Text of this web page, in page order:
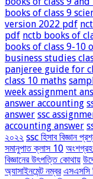
books of class 9
version 2022 pdf
pdf nctb books of
books of class 9-
business studies
panjeree guide for
class 10 maths
week assignment
answer accounting
answer ssc
accounting answer
২০২২ ssc হিসাব বিজ্ঞান
সমানুপাত ক্লাস 10
বিজ্ঞানের উৎপত্তি কোথায়
অ্যাসাইনমেন্ট নম্বর এসএসসি